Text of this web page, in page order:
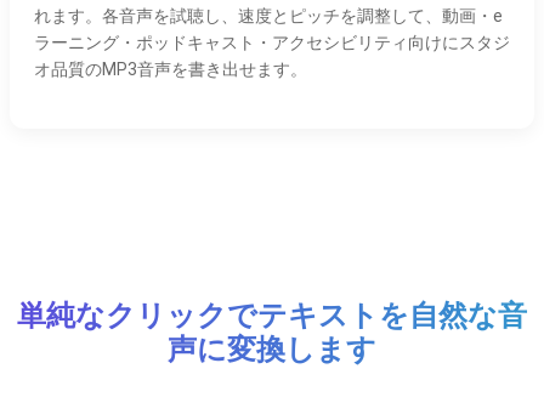
れます。各音声を試聴し、速度とピッチを調整して、動画・e
ラーニング・ポッドキャスト・アクセシビリティ向けにスタジ
オ品質のMP3音声を書き出せます。
単純なクリックでテキストを自然な音
声に変換します